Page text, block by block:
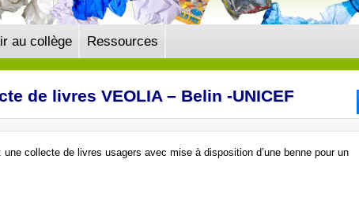
au collège Ressources
de livres VEOLIA – Belin -UNICEF
collecte de livres usagers avec mise à disposition d’une benne pour un